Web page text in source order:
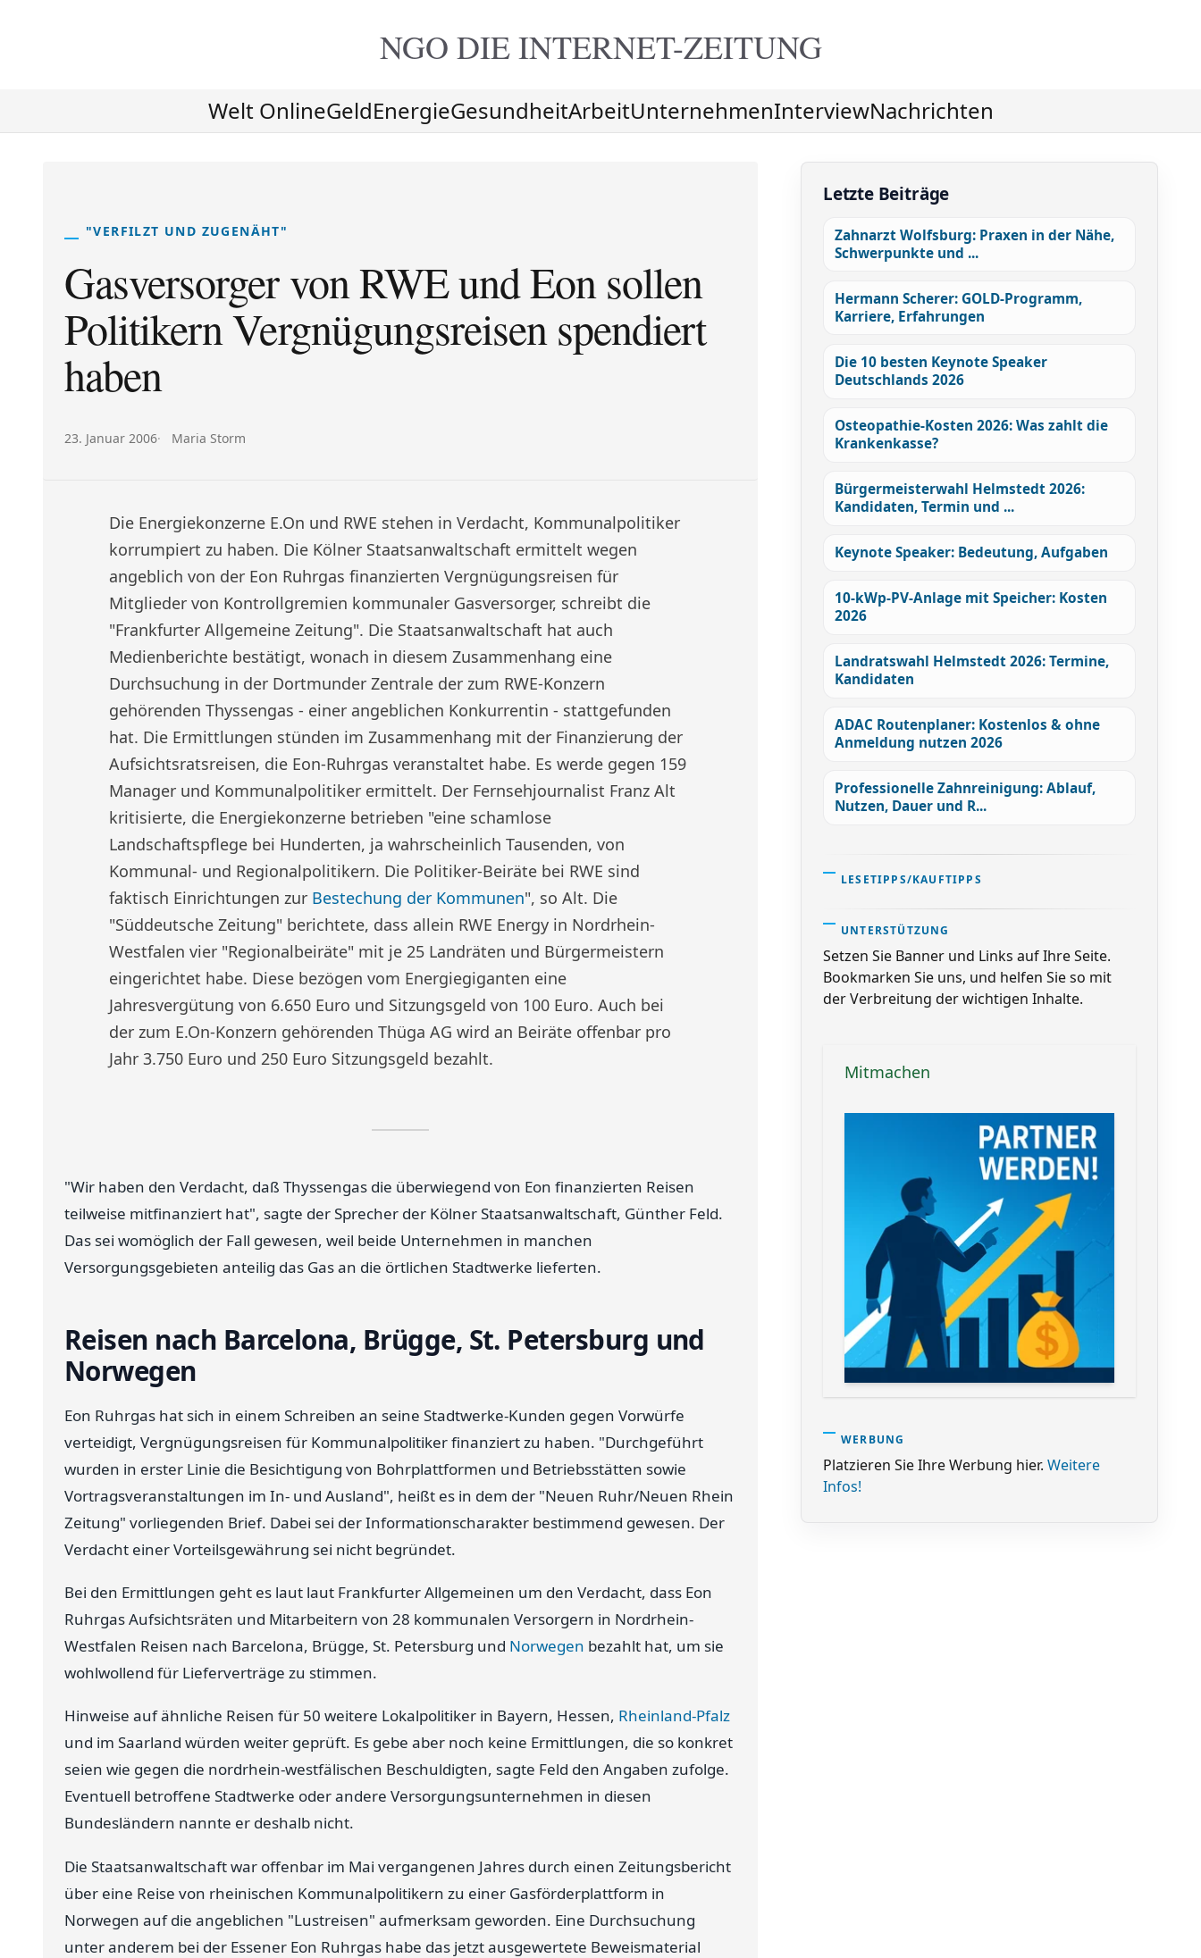
NGO DIEINTERNET-ZEITUNG
Welt OnlineGeldEnergieGesundheitArbeitUnternehmenInterviewNachrichten
"VERFILZT UND ZUGENÄHT"
Gasversorger von RWE und Eon sollen
Politikern Vergnügungsreisen spendiert
haben
Veröffentlicht am:
23. Januar 2006 Autor:
Maria Storm
Die Energiekonzerne E.On und RWE stehen in Verdacht, Kommunalpolitiker
korrumpiert zu haben. Die Kölner Staatsanwaltschaft ermittelt wegen
angeblich von der Eon Ruhrgas finanzierten Vergnügungsreisen für
Mitglieder von Kontrollgremien kommunaler Gasversorger, schreibt die
"Frankfurter Allgemeine Zeitung". Die Staatsanwaltschaft hat auch
Medienberichte bestätigt, wonach in diesem Zusammenhang eine
Durchsuchung in der Dortmunder Zentrale der zum RWE-Konzern
gehörenden Thyssengas - einer angeblichen Konkurrentin - stattgefunden
hat. Die Ermittlungen stünden im Zusammenhang mit der Finanzierung der
Aufsichtsratsreisen, die Eon-Ruhrgas veranstaltet habe. Es werde gegen 159
Manager und Kommunalpolitiker ermittelt. Der Fernsehjournalist Franz Alt
kritisierte, die Energiekonzerne betrieben "eine schamlose
Landschaftspflege bei Hunderten, ja wahrscheinlich Tausenden, von
Kommunal- und Regionalpolitikern. Die Politiker-Beiräte bei RWE sind
faktisch Einrichtungen zur Bestechung der Kommunen", so Alt. Die
"Süddeutsche Zeitung" berichtete, dass allein RWE Energy in Nordrhein-
Westfalen vier "Regionalbeiräte" mit je 25 Landräten und Bürgermeistern
eingerichtet habe. Diese bezögen vom Energiegiganten eine
Jahresvergütung von 6.650 Euro und Sitzungsgeld von 100 Euro. Auch bei
der zum E.On-Konzern gehörenden Thüga AG wird an Beiräte offenbar pro
Jahr 3.750 Euro und 250 Euro Sitzungsgeld bezahlt.
"Wir haben den Verdacht, daß Thyssengas die überwiegend von Eon finanzierten Reisen
teilweise mitfinanziert hat", sagte der Sprecher der Kölner Staatsanwaltschaft, Günther Feld.
Das sei womöglich der Fall gewesen, weil beide Unternehmen in manchen
Versorgungsgebieten anteilig das Gas an die örtlichen Stadtwerke lieferten.
Reisen nach Barcelona, Brügge, St. Petersburg und
Norwegen
Eon Ruhrgas hat sich in einem Schreiben an seine Stadtwerke-Kunden gegen Vorwürfe
verteidigt, Vergnügungsreisen für Kommunalpolitiker finanziert zu haben. "Durchgeführt
wurden in erster Linie die Besichtigung von Bohrplattformen und Betriebsstätten sowie
Vortragsveranstaltungen im In- und Ausland", heißt es in dem der "Neuen Ruhr/Neuen Rhein
Zeitung" vorliegenden Brief. Dabei sei der Informationscharakter bestimmend gewesen. Der
Verdacht einer Vorteilsgewährung sei nicht begründet.
Bei den Ermittlungen geht es laut laut Frankfurter Allgemeinen um den Verdacht, dass Eon
Ruhrgas Aufsichtsräten und Mitarbeitern von 28 kommunalen Versorgern in Nordrhein-
Westfalen Reisen nach Barcelona, Brügge, St. Petersburg und Norwegen bezahlt hat, um sie
wohlwollend für Lieferverträge zu stimmen.
Hinweise auf ähnliche Reisen für 50 weitere Lokalpolitiker in Bayern, Hessen, Rheinland-Pfalz
und im Saarland würden weiter geprüft. Es gebe aber noch keine Ermittlungen, die so konkret
seien wie gegen die nordrhein-westfälischen Beschuldigten, sagte Feld den Angaben zufolge.
Eventuell betroffene Stadtwerke oder andere Versorgungsunternehmen in diesen
Bundesländern nannte er deshalb nicht.
Die Staatsanwaltschaft war offenbar im Mai vergangenen Jahres durch einen Zeitungsbericht
über eine Reise von rheinischen Kommunalpolitikern zu einer Gasförderplattform in
Norwegen auf die angeblichen "Lustreisen" aufmerksam geworden. Eine Durchsuchung
unter anderem bei der Essener Eon Ruhrgas habe das jetzt ausgewertete Beweismaterial
Letzte Beiträge
Zahnarzt Wolfsburg: Praxen in der Nähe,
Schwerpunkte und ...
Hermann Scherer: GOLD-Programm,
Karriere, Erfahrungen
Die 10 besten Keynote Speaker
Deutschlands 2026
Osteopathie-Kosten 2026: Was zahlt die
Krankenkasse?
Bürgermeisterwahl Helmstedt 2026:
Kandidaten, Termin und ...
Keynote Speaker: Bedeutung, Aufgaben
10-kWp-PV-Anlage mit Speicher: Kosten
2026
Landratswahl Helmstedt 2026: Termine,
Kandidaten
ADAC Routenplaner: Kostenlos & ohne
Anmeldung nutzen 2026
Professionelle Zahnreinigung: Ablauf,
Nutzen, Dauer und R...
LESETIPPS/KAUFTIPPS
UNTERSTÜTZUNG
Setzen Sie Banner und Links auf Ihre Seite.
Bookmarken Sie uns, und helfen Sie so mit
der Verbreitung der wichtigen Inhalte.
Mitmachen
WERBUNG
Platzieren Sie Ihre Werbung hier. Weitere
Infos!